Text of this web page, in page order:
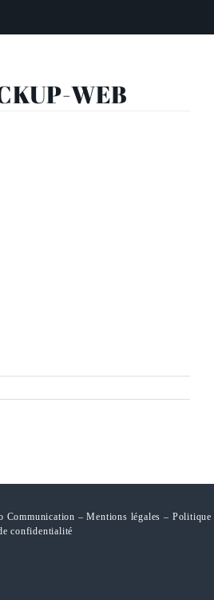
WEB
Communication –Mentions légales – Politique
confidentialité